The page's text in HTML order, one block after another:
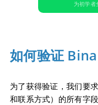
为初学
如何验证
为了获得验证，我们要
和联系方式）的所有字